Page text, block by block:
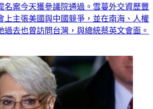
名案今天獲參議院通過。雪蔓外交資歷豐
上主張美國與中國競爭，並在南海、人權
過去也曾訪問台灣，與總統蔡英文會面。